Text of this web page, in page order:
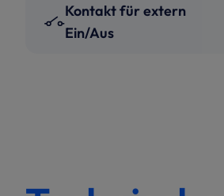
Kontakt für extern
Ein/Aus